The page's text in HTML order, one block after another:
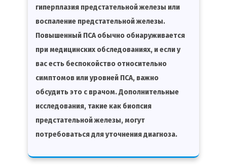
гиперплазия предстательной железы или
воспаление предстательной железы.
Повышенный ПСА обычно обнаруживается
при медицинских обследованиях, и если у
вас есть беспокойство относительно
симптомов или уровней ПСА, важно
обсудить это с врачом. Дополнительные
исследования, такие как биопсия
предстательной железы, могут
потребоваться для уточнения диагноза.